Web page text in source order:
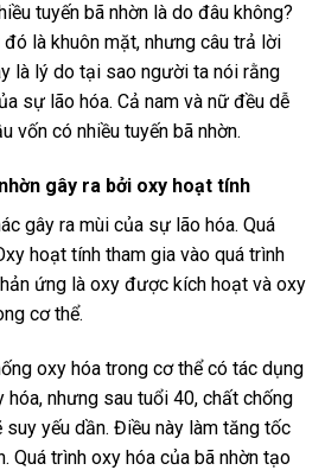
tuyến bã nhờn là do đâu không?
đó là khuôn mặt, nhưng câu trả lời
là lý do tại sao người ta nói rằng
sự lão hóa. Cả nam và nữ đều dễ
vốn có nhiều tuyến bã nhờn.
gây ra bởi oxy hoạt tính
gây ra mùi của sự lão hóa. Quá
hoạt tính tham gia vào quá trình
ứng là oxy được kích hoạt và oxy
cơ thể.
oxy hóa trong cơ thể có tác dụng
hóa, nhưng sau tuổi 40, chất chống
yếu dần. Điều này làm tăng tốc
Quá trình oxy hóa của bã nhờn tạo